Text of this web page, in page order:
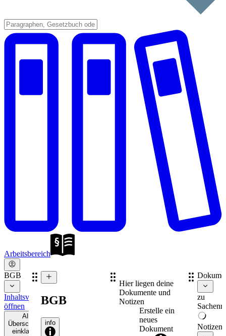
Arbeitsbereich
BGB
Inhaltsverzeichnis
öffnen
Alle
Überschriften
einklappen
BGB
info
Hier liegen deine
Dokumente und
Notizen
Erstelle ein
neues
Dokument
zu
Notizen